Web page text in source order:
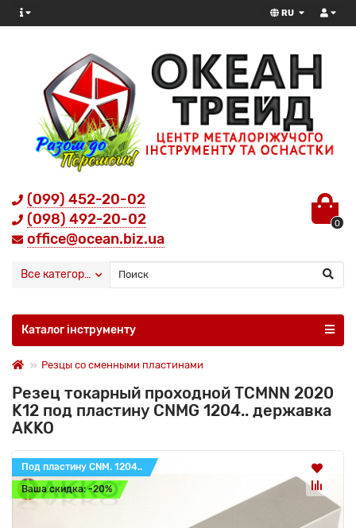
RU
(099) 452-20-02
(098) 492-20-02
office@ocean.biz.ua
0
Все категории
Каталог інструменту
Резцы со сменными пластинами
Резец токарный проходной TCMNN 2020
K12 под пластину CNMG 1204.. державка
AKKO
Под пластину CNM. 1204..
Ваша скидка: -20%